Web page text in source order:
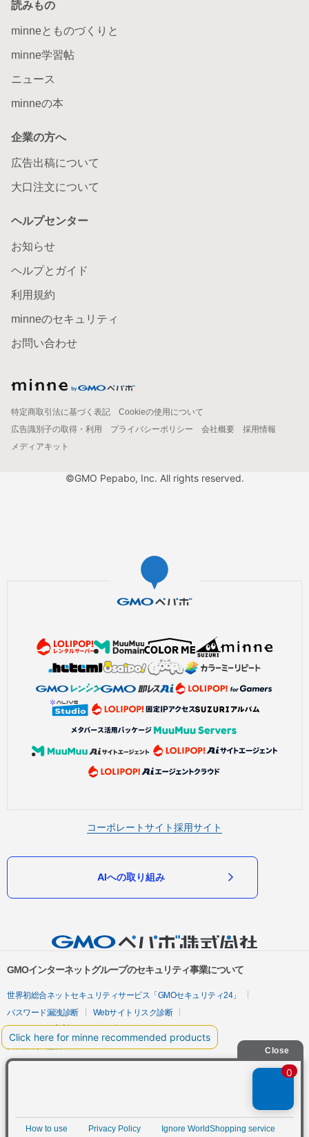
読みもの
minneとものづくりと
minne学習帖
ニュース
minneの本
企業の方へ
広告出稿について
大口注文について
ヘルプセンター
お知らせ
ヘルプとガイド
利用規約
minneのセキュリティ
お問い合わせ
特定商取引法に基づく表記
Cookieの使用について
広告識別子の取得・利用
プライバシーポリシー 会社概要
採用情報
メディアキット
©GMO Pepabo, Inc. All rights reserved.
コーポレートサイト採用サイト
AIへの取り組み
GMOインターネットグループのセキュリティ事業について
世界初総合ネットセキュリティサービス「GMOセキュリティ24」
パスワード漏洩診断
Webサイトリスク診断
セキュリティ相談AIチャットボット
実在証明・盗聴対策
サイバー攻撃対策（GMOサイバーセキュリティ byイエラエ）